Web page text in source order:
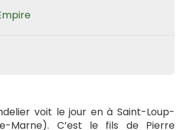
voit le jour en à Saint-Loup-
Marne). C’est le fils de Pierre